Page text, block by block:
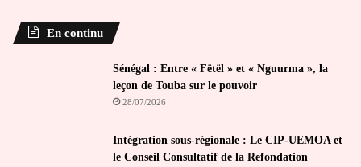
En continu
Sénégal : Entre « Fëtël » et « Nguurma », la
leçon de Touba sur le pouvoir
28/07/2026
Intégration sous-régionale : Le CIP-UEMOA et
le Conseil Consultatif de la Refondation